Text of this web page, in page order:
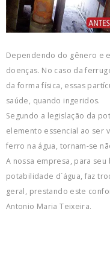
Dependendo do gênero e
doenças. No caso da
da forma física, essas
saúde, quando ingeridos.
Segundo a legislação da
elemento essencial ao ser
ferro na água, tornam-se
A nossa empresa, para
potabilidade d´água, faz
geral, prestando este
Antonio Maria Teixeira.